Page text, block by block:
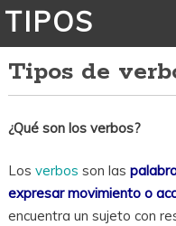
TIPOS
Tipos de
¿Qué son los verbos?
Los verbos son las
expresar movimiento o
encuentra un sujeto con